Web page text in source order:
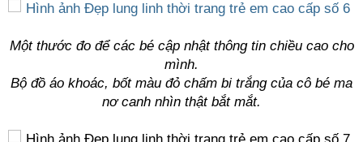
Một thước đo để các bé cập nhật thông tin chiều cao cho
mình.
Bộ đồ áo khoác, bốt màu đỏ chấm bi trắng của cô bé ma
nơ canh nhìn thật bắt mắt.